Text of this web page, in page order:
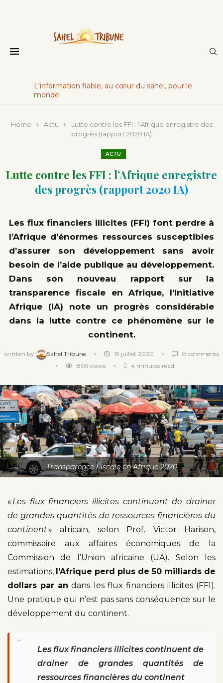
L'information fiable, au cœur du sahel, pour le
monde
Home Actu
Lutte contre les FFI : l’Afrique enregistre des
progrès (rapport 2020 IA)
ACTU
Lutte contre les FFI : l’Afrique enregistre
des progrès (rapport 2020 IA)
Les flux financiers illicites (FFI) font perdre à
l’Afrique d’énormes ressources susceptibles
d’assurer son développement sans avoir
besoin de l’aide publique au développement.
Dans son nouveau rapport sur la
transparence fiscale en Afrique, l’Initiative
Afrique (IA) note un progrès considérable
dans la lutte contre ce phénomène sur le
continent.
written by Sahel Tribune 19 juillet 2020
0 comments
805views 4 minutes read
Transparence Fiscale en Afrique 2020
« Les flux financiers illicites continuent de drainer
de grandes quantités de ressources financières du
continent» africain, selon Prof. Victor Harison,
commissaire aux affaires économiques de la
Commission de l’Union africaine (UA). Selon les
estimations, l’Afrique perd plus de 50 milliards de
dollars par an dans les flux financiers illicites (FFI).
Une pratique qui n’est pas sans conséquence sur le
développement du continent.
“
Les flux financiers illicites continuent de
drainer de grandes quantités de
ressources financières du continent